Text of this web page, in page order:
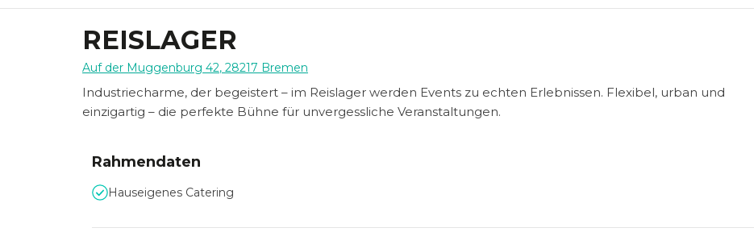
REISLAGER
Auf der Muggenburg 42, 28217 Bremen
Industriecharme, der begeistert – im Reislager werden Events zu echten Erlebnissen. Flexibel, urban und
einzigartig – die perfekte Bühne für unvergessliche Veranstaltungen.
Rahmendaten
Hauseigenes Catering